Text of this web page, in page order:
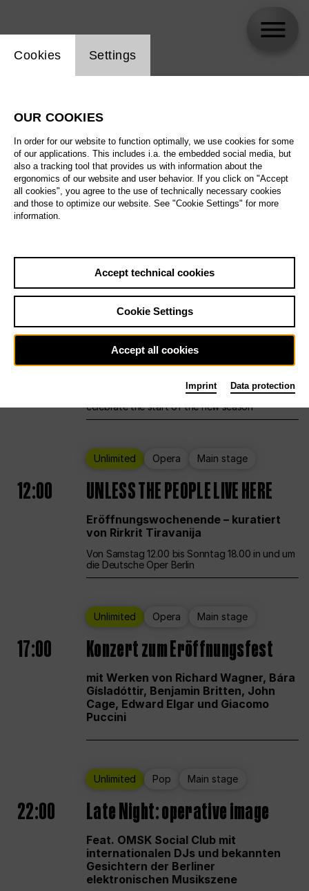
All artistic fields
All locations
All features
Sat29.8.
Ballet Main stage Staatsballett Berlin
12:00 Eröffnungswochenende
Deutsche Oper Berlin opens its doors to
celebrate the start of the new season
Unlimited Opera Main stage
12:00 UNLESS THE PEOPLE LIVE HERE
Eröffnungswochenende – kuratiert
von Rirkrit Tiravanija
Von Samstag 12.00 bis Sonntag 18.00 in und um
die Deutsche Oper Berlin
Unlimited Opera Main stage
17:00 Konzert zum Eröffnungsfest
mit Werken von Richard Wagner, Bára
Gísladóttir, Benjamin Britten, John
Cage, Edward Elgar und Giacomo
Puccini
Unlimited Pop Main stage
22:00 Late Night: operative image
Feat. OMSK Social Club mit
internationalen DJs und bekannten
Gesichtern der Berliner
elektronischen Musikszene
Website cookie setting
Cookies Settings
OUR COOKIES
In order for our website to function optimally, we use cookies for some
of our applications. This includes i.a. the embedded social media, but
also a tracking tool that provides us with information about the
ergonomics of our website and user behavior. If you click on "Accept
all cookies", you agree to the use of technically necessary cookies
and those to optimize our website. See "Cookie Settings" for more
information.
Accept technical cookies
Cookie Settings
Accept all cookies
Imprint Data protection